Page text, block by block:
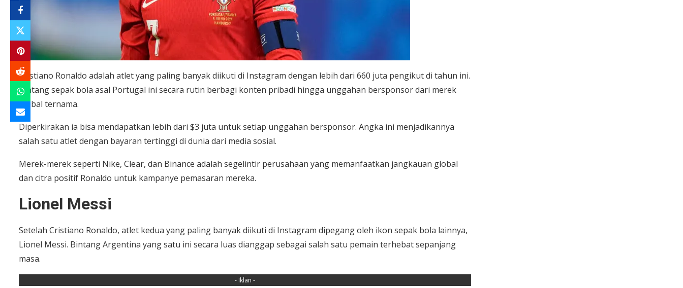
Cristiano Ronaldo adalah atlet yang paling banyak diikuti di Instagram dengan lebih dari 660 juta pengikut di tahun ini.
Bintang sepak bola asal Portugal ini secara rutin berbagi konten pribadi hingga unggahan bersponsor dari merek
global ternama.
Diperkirakan ia bisa mendapatkan lebih dari $3 juta untuk setiap unggahan bersponsor. Angka ini menjadikannya
salah satu atlet dengan bayaran tertinggi di dunia dari media sosial.
Merek-merek seperti Nike, Clear, dan Binance adalah segelintir perusahaan yang memanfaatkan jangkauan global
dan citra positif Ronaldo untuk kampanye pemasaran mereka.
Lionel Messi
Setelah Cristiano Ronaldo, atlet kedua yang paling banyak diikuti di Instagram dipegang oleh ikon sepak bola lainnya,
Lionel Messi. Bintang Argentina yang satu ini secara luas dianggap sebagai salah satu pemain terhebat sepanjang
masa.
- Iklan -